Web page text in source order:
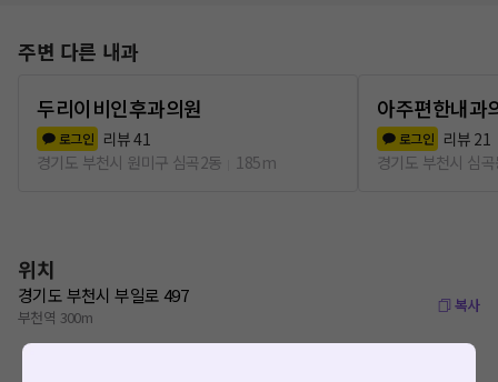
주변 다른 내과
두리이비인후과의원
로그인 리뷰41
경기도 부천시 원미구 심곡2동
185m
아주편한내과
로그인 리뷰 21
경기도 부천시 심
위치
경기도 부천시 부일로 497
부천역 300m
복사